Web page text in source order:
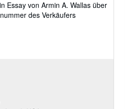
Essay von Armin A. Wallas über
des Verkäufers